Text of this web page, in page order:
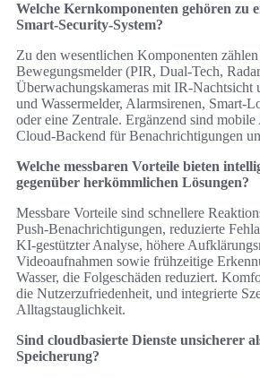
Welche Kernkomponenten gehören zu
Smart-Security-System?
Zu den wesentlichen Komponenten zählen
Bewegungsmelder (PIR, Dual‑Tech,
Überwachungskameras mit IR‑Nachtsicht
und Wassermelder, Alarmsirenen,
oder eine Zentrale. Ergänzend sind mobile
Cloud‑Backend für Benachrichtigungen
Welche messbaren Vorteile bieten
gegenüber herkömmlichen Lösungen?
Messbare Vorteile sind schnellere
Push‑Benachrichtigungen, reduzierte
KI‑gestützter Analyse, höhere
Videoaufnahmen sowie frühzeitige
Wasser, die Folgeschäden reduziert.
die Nutzerzufriedenheit, und integrierte
Alltagstauglichkeit.
Sind cloudbasierte Dienste unsicherer
Speicherung?